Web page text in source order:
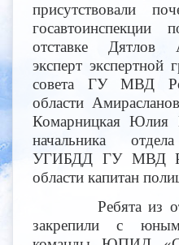
присутствовали
госавтоинспекции
отставке Дятлов
эксперт экспертной
совета ГУ МВД
области
Комарницкая Юлия
начальника
УГИБДД ГУ МВД
области капитан
Ребята из
закрепили с